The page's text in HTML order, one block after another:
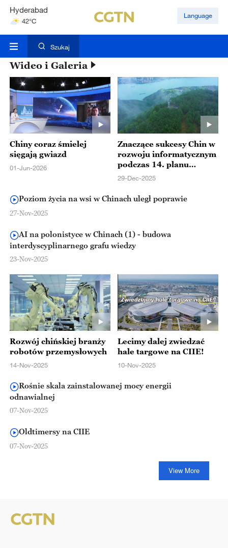
Hyderabad
42°C
Mumbai
Language
Szukaj
Wideo i Galeria
Chiny coraz śmielej
sięgają gwiazd
01-Jun-2026
Znaczące sukcesy Chin w
rozwoju informatycznym
podczas 14. planu
piecioletniego
29-Dec-2025
Poziom życia na wsi w Chinach uległ poprawie
27-Nov-2025
AI na polonistyce w Chinach (1) - budowa
interdyscyplinarnego grafu wiedzy
23-Nov-2025
Rozwój chińskiej branży
robotów przemysłowych
14-Nov-2025
Lecimy dalej zwiedzać
hale targowe na CIIE!
10-Nov-2025
Rośnie skala zainstalowanej mocy energii
odnawialnej
07-Nov-2025
Oldtimersy na CIIE
07-Nov-2025
View More